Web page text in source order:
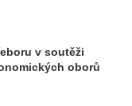
v soutěži
oborů